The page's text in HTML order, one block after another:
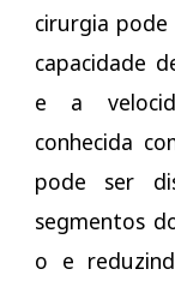
cirurgia
capacidade
e a
conhecida
pode ser
segmentos
o e